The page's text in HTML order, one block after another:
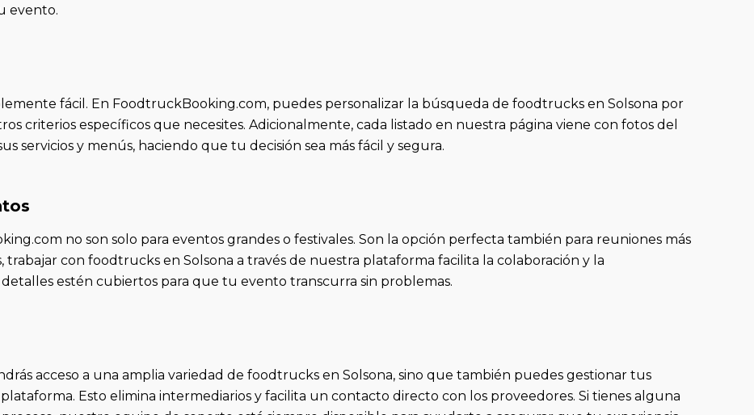
evento.
fácil. En FoodtruckBooking.com, puedes personalizar la búsqueda de foodtrucks en Solsona por
criterios específicos que necesites. Adicionalmente, cada listado en nuestra página viene con fotos del
servicios y menús, haciendo que tu decisión sea más fácil y segura.
no son solo para eventos grandes o festivales. Son la opción perfecta también para reuniones más
trabajar con foodtrucks en Solsona a través de nuestra plataforma facilita la colaboración y la
estén cubiertos para que tu evento transcurra sin problemas.
acceso a una amplia variedad de foodtrucks en Solsona, sino que también puedes gestionar tus
Esto elimina intermediarios y facilita un contacto directo con los proveedores. Si tienes alguna